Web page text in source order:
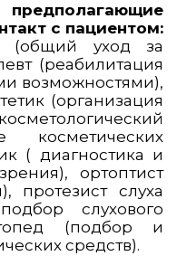
с пациентом:
(общий уход за
(реабилитация
возможностями),
(организация
косметических
( диагностика и
ортоптист
протезист слуха
слухового
(подбор и
средств).